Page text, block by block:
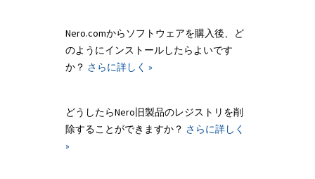
Nero.comからソフトウェアを購入後、ど
のようにインストールしたらよいです
か？ さらに詳しく »
どうしたらNero旧製品のレジストリを削
除することができますか？ さらに詳しく
»